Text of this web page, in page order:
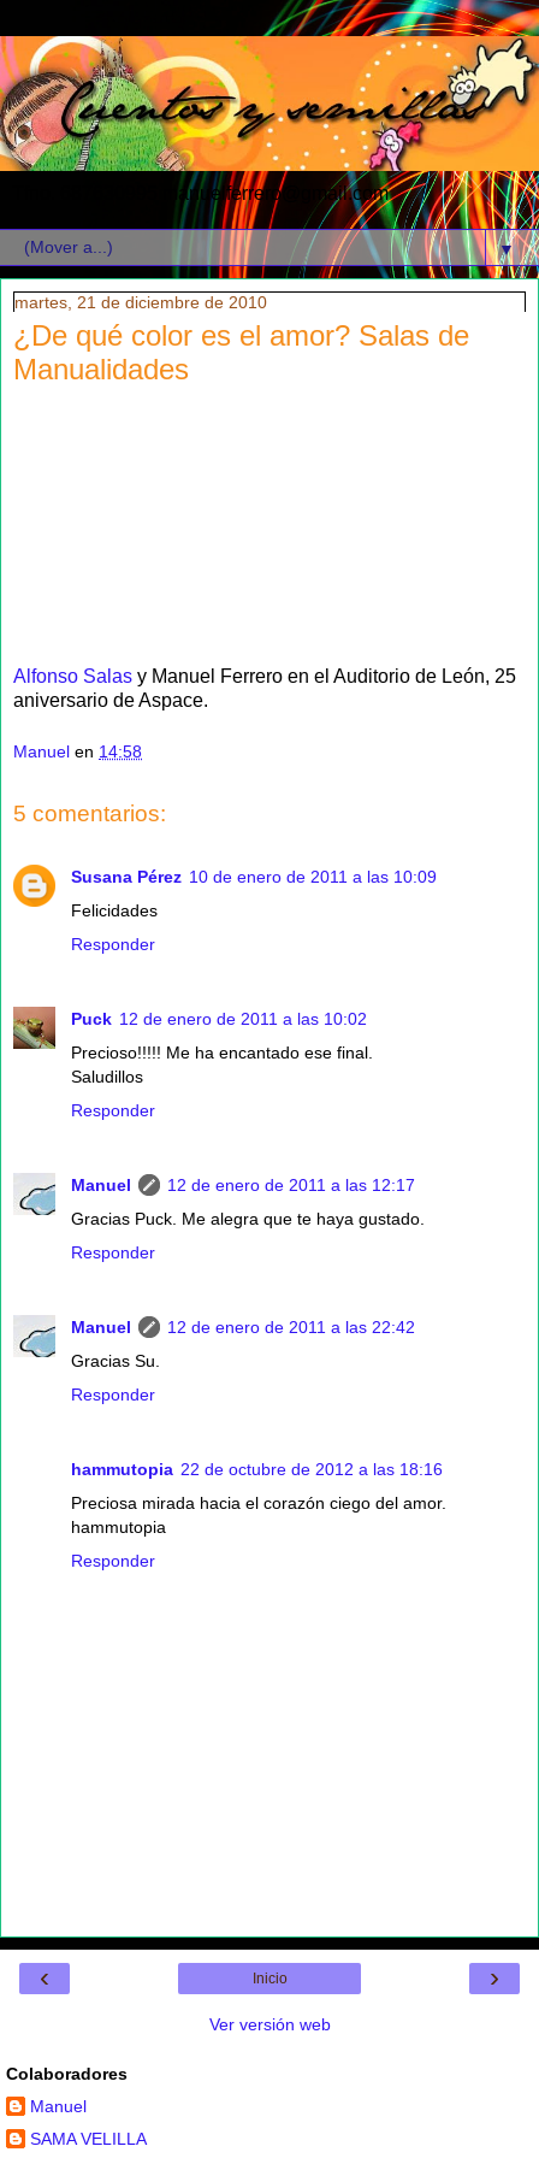
Tfno. 687630995 manuelferrero@gmail.com
▼
martes, 21 de diciembre de 2010
¿De qué color es el amor? Salas de
Manualidades
Alfonso Salas y Manuel Ferrero en el Auditorio de León, 25
aniversario de Aspace.
Manuel en 14:58
5 comentarios:
Susana Pérez 10 de enero de 2011 a las 10:09
Felicidades
Responder
Puck 12 de enero de 2011 a las 10:02
Precioso!!!!! Me ha encantado ese final.
Saludillos
Responder
Manuel
12 de enero de 2011 a las 12:17
Gracias Puck. Me alegra que te haya gustado.
Responder
Manuel
12 de enero de 2011 a las 22:42
Gracias Su.
Responder
hammutopia 22 de octubre de 2012 a las 18:16
Preciosa mirada hacia el corazón ciego del amor.
hammutopia
Responder
‹ ›
Inicio
Ver versión web
Colaboradores
Manuel
SAMA VELILLA